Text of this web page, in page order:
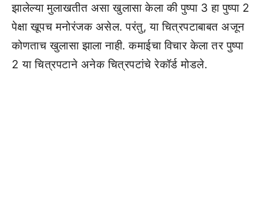
झालेल्या मुलाखतीत असा खुलासा केला की पुष्पा 3 हा पुष्पा 2
पेक्षा खूपच मनोरंजक असेल. परंतु, या चित्रपटाबाबत अजून
कोणताच खुलासा झाला नाही. कमाईचा विचार केला तर पुष्पा
2 या चित्रपटाने अनेक चित्रपटांचे रेकॉर्ड मोडले.